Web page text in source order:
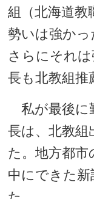
組（北海道教
勢いは強かっ
さらにそれ
長も北教組推
私が最後に
長は、北教組
た。地方都
中にできた新